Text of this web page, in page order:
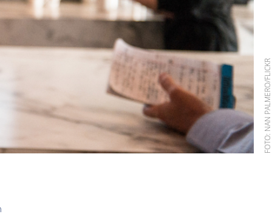
FOTO: NAN PALMERO/FLICKR